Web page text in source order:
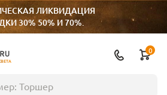
ЛИКВИДАЦИЯ
30% 50% И 70%.
0